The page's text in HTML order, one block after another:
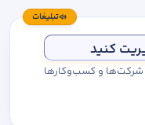
تبلیغات
کنید
شرکت‌ها و کسب‌وکارها